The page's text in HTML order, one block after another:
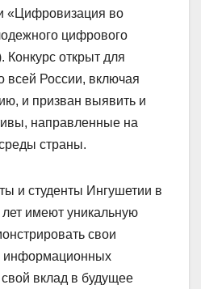
«Цифровизация во
цифрового
открыт для
всей России, включая
и призван выявить и
направленные на
страны.
и студенты Ингушетии в
лет имеют уникальную
свои
информационных
вклад в будущее